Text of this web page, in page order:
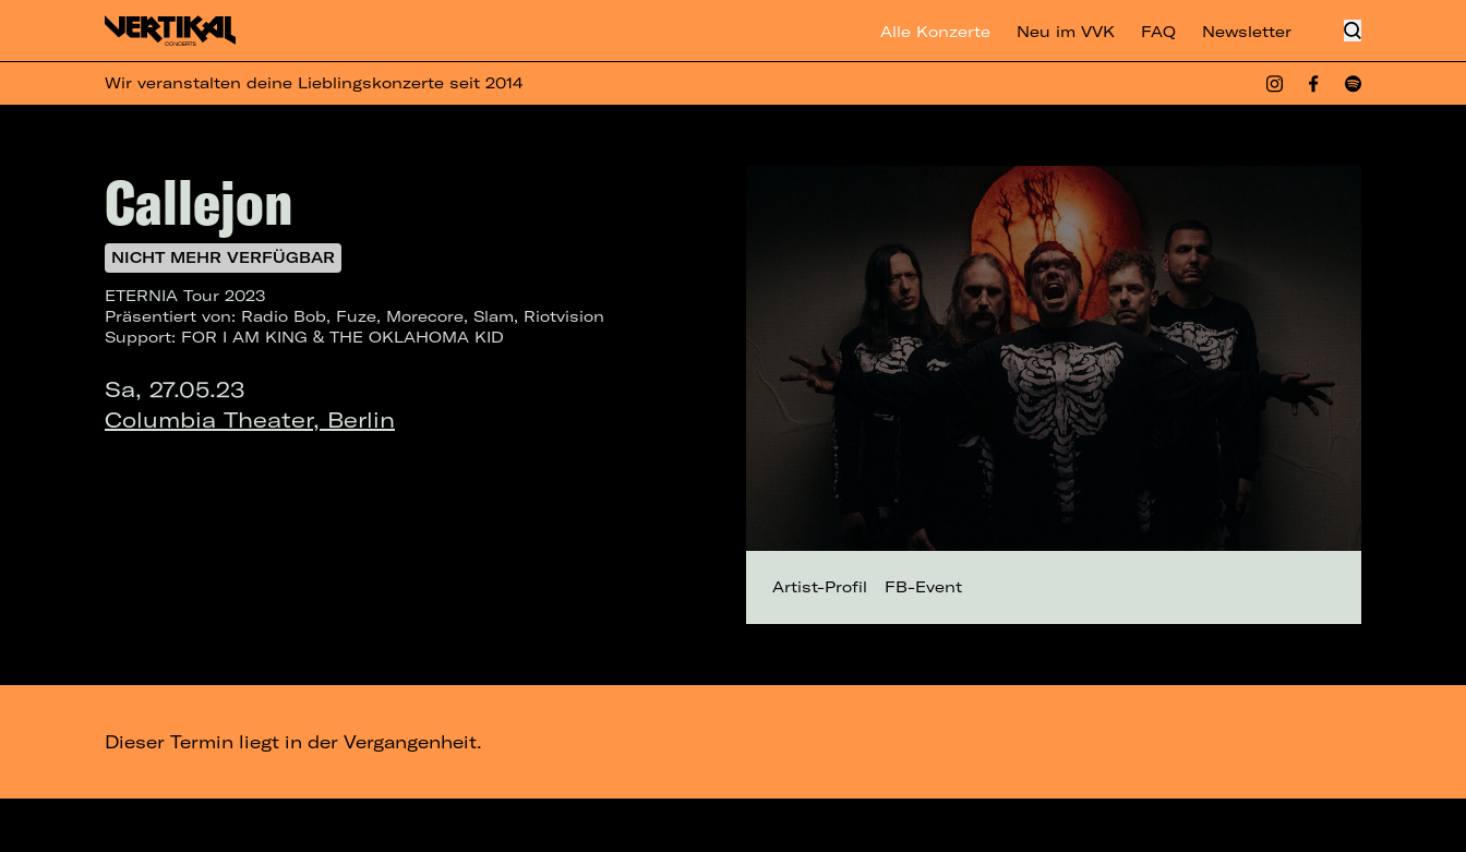
Alle Konzerte Neu im VVK FAQ Newsletter
Wir veranstalten deine Lieblingskonzerte seit 2014
Callejon
NICHT MEHR VERFÜGBAR
ETERNIA Tour 2023
Präsentiert von: Radio Bob, Fuze, Morecore, Slam, Riotvision
Support: FOR I AM KING & THE OKLAHOMA KID
Sa, 27.05.23
Columbia Theater, Berlin
Artist-Profil FB-Event
Dieser Termin liegt in der Vergangenheit.